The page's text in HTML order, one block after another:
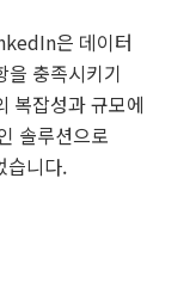
은 데이터
을 충족시키기
복잡성과 규모에
솔루션으로
습니다.